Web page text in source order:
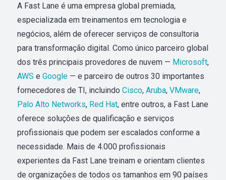
A Fast Lane é uma empresa global premiada,
especializada em treinamentos em tecnologia e
negócios, além de oferecer serviços de consultoria
para transformação digital. Como único parceiro global
dos três principais provedores de nuvem — Microsoft,
AWS e Google — e parceiro de outros 30 importantes
fornecedores de TI, incluindo Cisco, Aruba, VMware,
Palo Alto Networks, Red Hat, entre outros, a Fast Lane
oferece soluções de qualificação e serviços
profissionais que podem ser escalados conforme a
necessidade. Mais de 4.000 profissionais
experientes da Fast Lane treinam e orientam clientes
de organizações de todos os tamanhos em 90 países